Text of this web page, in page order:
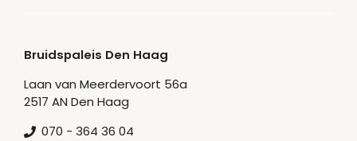
Bruidspaleis Den Haag
Laan van Meerdervoort 56a
2517 AN Den Haag
070 - 364 36 04